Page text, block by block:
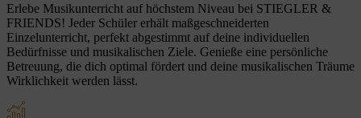
Erlebe Musikunterricht auf höchstem Niveau bei STIEGLER &
FRIENDS! Jeder Schüler erhält maßgeschneiderten
Einzelunterricht, perfekt abgestimmt auf deine individuellen
Bedürfnisse und musikalischen Ziele. Genieße eine persönliche
Betreuung, die dich optimal fördert und deine musikalischen Träume
Wirklichkeit werden lässt.